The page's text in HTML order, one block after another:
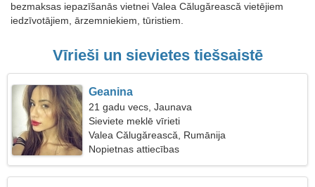
bezmaksas iepazīšanās vietnei Valea Călugărească vietējiem
iedzīvotājiem, ārzemniekiem, tūristiem.
Vīrieši un sievietes tiešsaistē
Geanina
21 gadu vecs, Jaunava
Sieviete meklē vīrieti
Valea Călugărească, Rumānija
Nopietnas attiecības